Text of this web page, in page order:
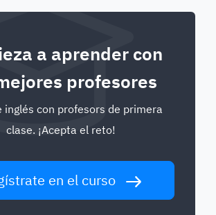
a aprender con
profesores
inglés con profesors de primera
clase. ¡Acepta el reto!
en el curso